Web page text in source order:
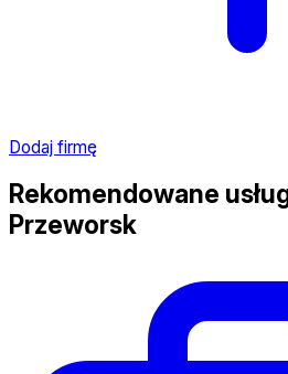
Dodaj firmę
Rekomendowane
Przeworsk